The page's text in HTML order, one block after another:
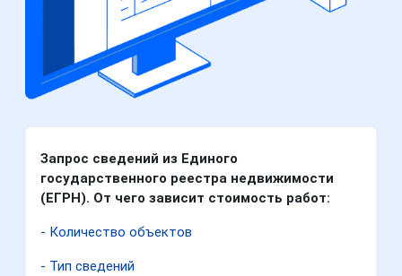
Запрос сведений из Единого
государственного реестра недвижимости
(ЕГРН). От чего зависит стоимость работ:
- Количество объектов
- Тип сведений